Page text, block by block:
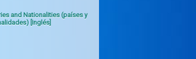
and Nationalities (países y
[Inglés]